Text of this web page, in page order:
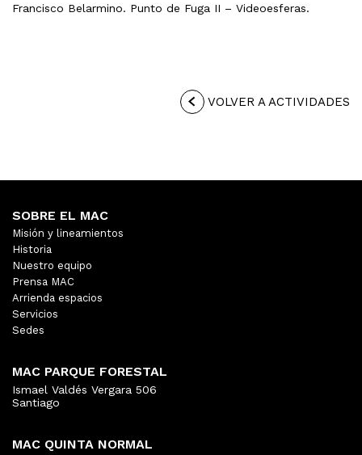
Francisco Belarmino. Punto de Fuga II – Videoesferas.
VOLVER A ACTIVIDADES
SOBRE EL MAC
Misión y lineamientos
Historia
Nuestro equipo
Prensa MAC
Arrienda espacios
Servicios
Sedes
MAC PARQUE FORESTAL
Ismael Valdés Vergara 506
Santiago
MAC QUINTA NORMAL